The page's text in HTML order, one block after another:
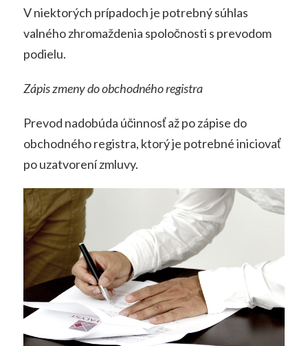
V niektorých prípadoch je potrebný súhlas
valného zhromaždenia spoločnosti s prevodom
podielu.
Zápis zmeny do obchodného registra
Prevod nadobúda účinnosť až po zápise do
obchodného registra, ktorý je potrebné iniciovať
po uzatvorení zmluvy.